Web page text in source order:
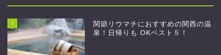
1
関節リウマチにおすすめの関西の温
泉！日帰りも OKベスト５！